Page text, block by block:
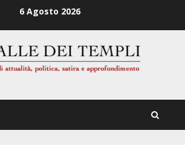
6 Agosto 2026